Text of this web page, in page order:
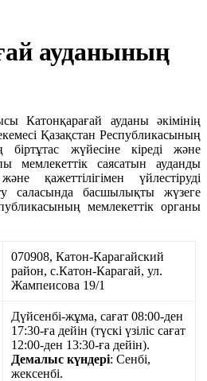
ауданының
Катонқарағай ауданы әкімінің
Қазақстан Республикасының
жүйесіне кіреді және
мемлекеттік саясатын ауданды
қажеттілігімен үйлестіруді
саласында басшылықты жүзеге
мемлекеттік органы
070908, Катон-Карагайский
район, с.Катон-Карагай, ул.
Жампеисова 19/1
Дүйсенбі-жұма, сағат 08:00-ден
17:30-ға дейін (түскі үзіліс сағат
12:00-ден 13:30-ға дейін).
Демалыс күндері: Сенбі,
жексенбі.